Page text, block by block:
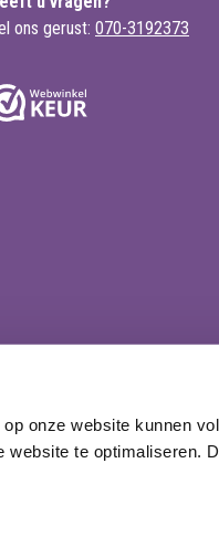
onze website kunnen
website te optimaliseren.
ons gerust: 070-3192373